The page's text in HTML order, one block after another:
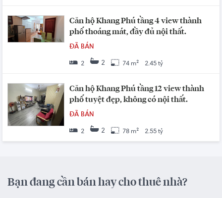
Căn hộ Khang Phú tầng 4 view thành
phố thoáng mát, đầy đủ nội thất.
ĐÃ BÁN
2 2 74 m² 2.45 tỷ
Căn hộ Khang Phú tầng 12 view thành
phố tuyệt đẹp, không có nội thất.
ĐÃ BÁN
2 2 78 m² 2.55 tỷ
Bạn đang cần bán hay cho thuê nhà?